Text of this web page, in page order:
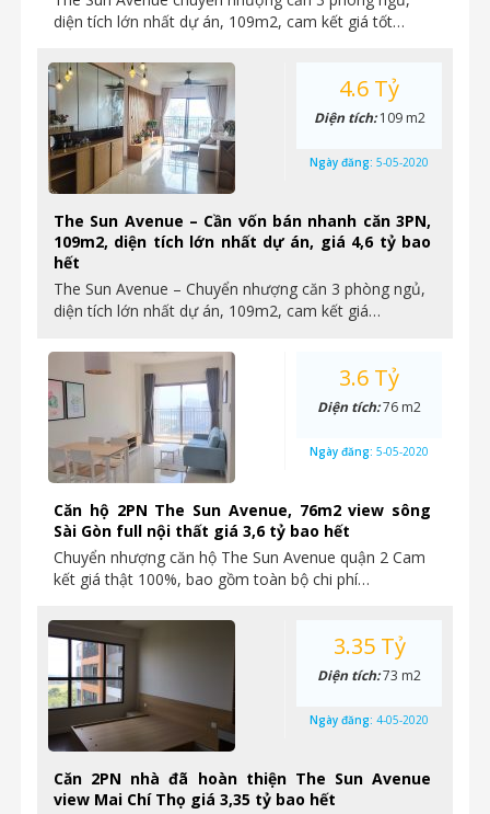
diện tích lớn nhất dự án, 109m2, cam kết giá tốt…
The Sun Avenue – Cần vốn bán nhanh căn 3PN,
109m2, diện tích lớn nhất dự án, giá 4,6 tỷ bao
hết
The Sun Avenue – Chuyển nhượng căn 3 phòng ngủ,
diện tích lớn nhất dự án, 109m2, cam kết giá…
4.6 Tỷ
Diện tích:109 m2
Ngày đăng: 5-05-2020
Căn hộ 2PN The Sun Avenue, 76m2 view sông
Sài Gòn full nội thất giá 3,6 tỷ bao hết
Chuyển nhượng căn hộ The Sun Avenue quận 2 Cam
kết giá thật 100%, bao gồm toàn bộ chi phí…
3.6 Tỷ
Diện tích:76 m2
Ngày đăng: 5-05-2020
Căn 2PN nhà đã hoàn thiện The Sun Avenue
view Mai Chí Thọ giá 3,35 tỷ bao hết
3.35 Tỷ
Diện tích:73 m2
Ngày đăng: 4-05-2020